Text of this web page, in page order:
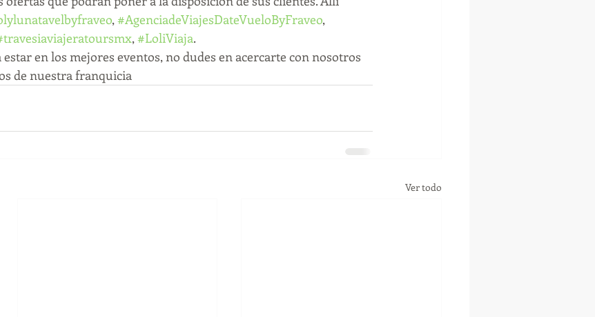
, #AgenciadeViajesDateVueloByFraveo,
, #LoliViaja.
en los mejores eventos, no dudes en acercarte con nosotros
de nuestra franquicia
Ver todo